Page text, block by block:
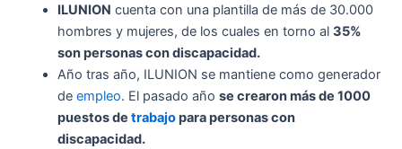
ILUNION cuenta con una plantilla de más de 30.000
hombres y mujeres, de los cuales en torno al 35%
son personas con discapacidad.
Año tras año, ILUNION se mantiene como generador
de empleo. El pasado año se crearon más de 1000
puestos de trabajopara personas con
discapacidad.